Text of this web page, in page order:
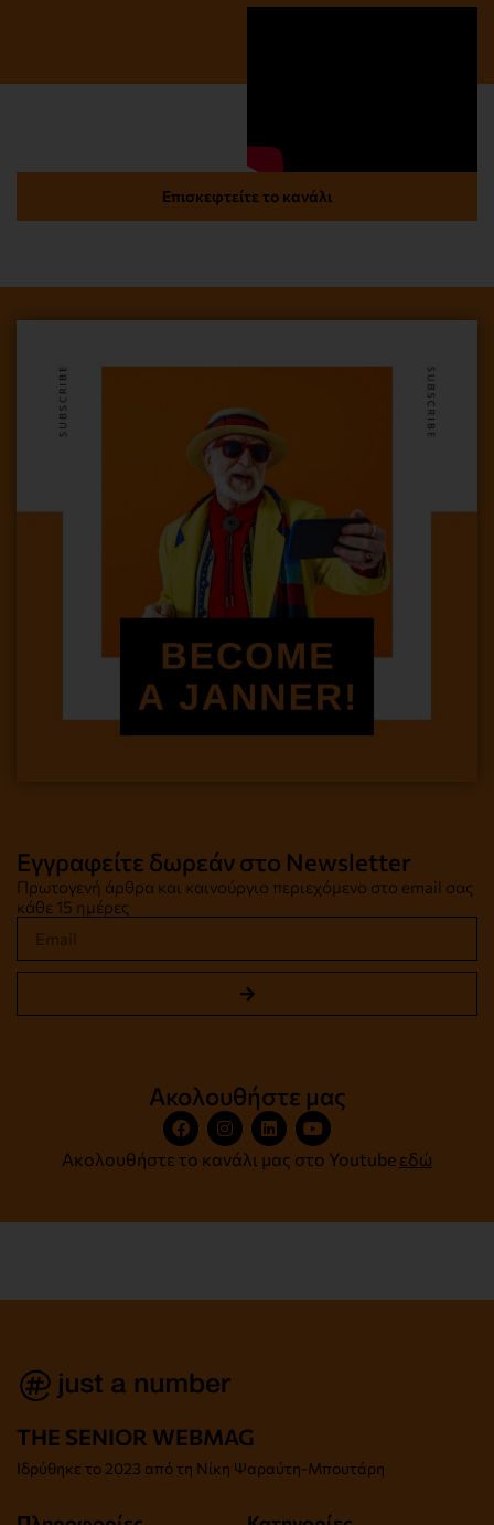
Επισκεφτείτε το κανάλι
Εγγραφείτε δωρεάν στο Newsletter
Πρωτογενή άρθρα και καινούργιο περιεχόμενο στο email σας
κάθε 15 ημέρες
Ακολουθήστε μας
Ακολουθήστε το κανάλι μας στο Youtube εδώ
THE SENIOR WEBMAG
Iδρύθηκε το 2023 από τη Νίκη Ψαραύτη-Μπουτάρη